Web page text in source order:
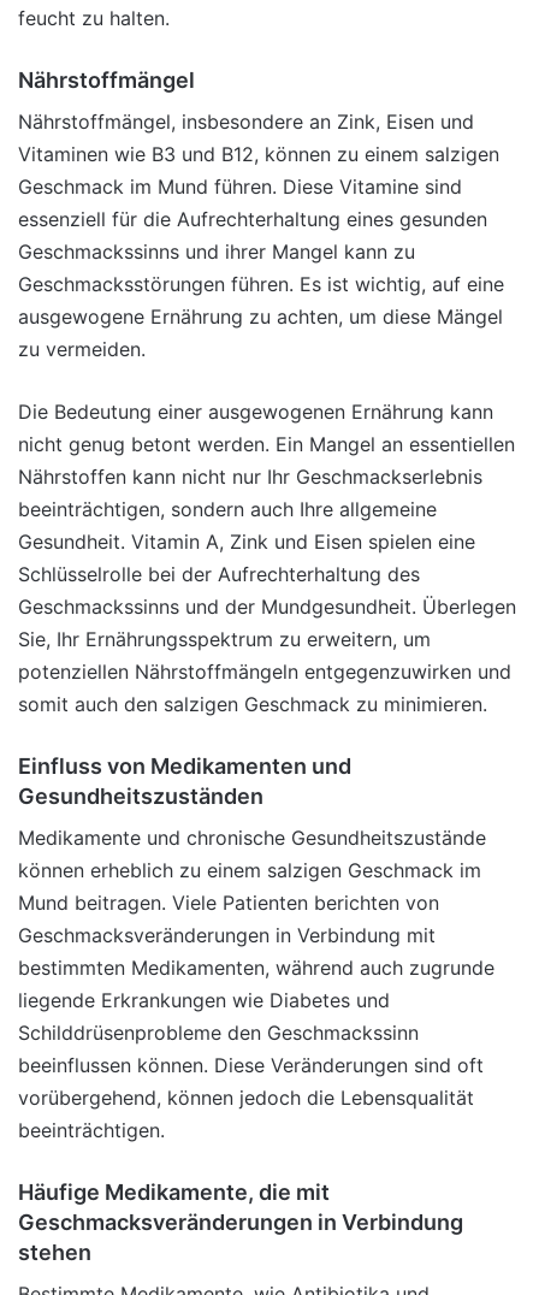
feucht zu halten.
Nährstoffmängel
Nährstoffmängel, insbesondere an Zink, Eisen und
Vitaminen wie B3 und B12, können zu einem salzigen
Geschmack im Mund führen. Diese Vitamine sind
essenziell für die Aufrechterhaltung eines gesunden
Geschmackssinns und ihrer Mangel kann zu
Geschmacksstörungen führen. Es ist wichtig, auf eine
ausgewogene Ernährung zu achten, um diese Mängel
zu vermeiden.
Die Bedeutung einer ausgewogenen Ernährung kann
nicht genug betont werden. Ein Mangel an essentiellen
Nährstoffen kann nicht nur Ihr Geschmackserlebnis
beeinträchtigen, sondern auch Ihre allgemeine
Gesundheit. Vitamin A, Zink und Eisen spielen eine
Schlüsselrolle bei der Aufrechterhaltung des
Geschmackssinns und der Mundgesundheit. Überlegen
Sie, Ihr Ernährungsspektrum zu erweitern, um
potenziellen Nährstoffmängeln entgegenzuwirken und
somit auch den salzigen Geschmack zu minimieren.
Einfluss von Medikamenten und
Gesundheitszuständen
Medikamente und chronische Gesundheitszustände
können erheblich zu einem salzigen Geschmack im
Mund beitragen. Viele Patienten berichten von
Geschmacksveränderungen in Verbindung mit
bestimmten Medikamenten, während auch zugrunde
liegende Erkrankungen wie Diabetes und
Schilddrüsenprobleme den Geschmackssinn
beeinflussen können. Diese Veränderungen sind oft
vorübergehend, können jedoch die Lebensqualität
beeinträchtigen.
Häufige Medikamente, die mit
Geschmacksveränderungen in Verbindung
stehen